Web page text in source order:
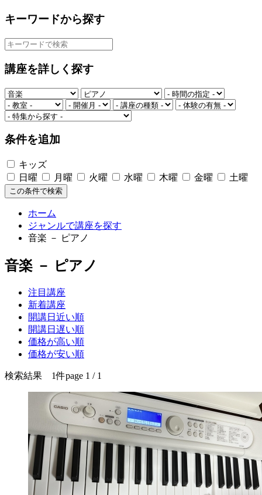
キーワードから探す
講座を詳しく探す
条件を追加
キッズ
日曜
月曜 火曜 水曜 木曜 金曜 土曜
この条件で検索
ホーム
ジャンルで講座を探す
音楽 － ピアノ
音楽 － ピアノ
注目講座
新着講座
開講日近い順
開講日遅い順
価格が高い順
価格が安い順
検索結果 1件page 1 / 1